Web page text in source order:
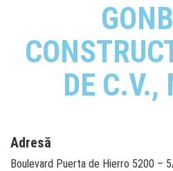
DE C.V.,
Adresă
Boulevard Puerta de Hierro 5200 –